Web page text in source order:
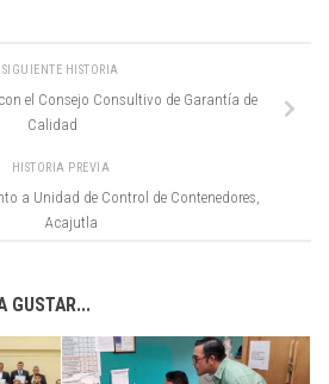
SIGUIENTE HISTORIA
el Consejo Consultivo de Garantía de
Calidad
HISTORIA PREVIA
a Unidad de Control de Contenedores,
Acajutla
GUSTAR...